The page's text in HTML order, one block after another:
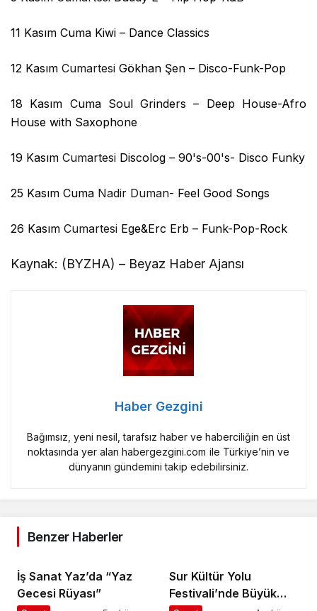
11 Kasım Cuma Kiwi – Dance Classics
12 Kasım CumartesiGökhan Şen – Disco-Funk-Pop
18 Kasım Cuma Soul Grinders – Deep House-Afro
House with Saxophone
19 Kasım Cumartesi Discolog – 90's-00's- Disco Funky
25 Kasım Cuma Nadir Duman- Feel Good Songs
26 Kasım Cumartesi Ege&Erc Erb – Funk-Pop-Rock
Kaynak: (BYZHA) – Beyaz Haber Ajansı
Haber Gezgini
Bağımsız, yeni nesil, tarafsız haber ve haberciliğin en üst
noktasında yer alan habergezgini.com ile Türkiye’nin ve
dünyanın gündemini takip edebilirsiniz.
Benzer Haberler
İş Sanat Yaz’da “Yaz
Gecesi Rüyası”
Sur Kültür Yolu
Festivali’nde Büyük